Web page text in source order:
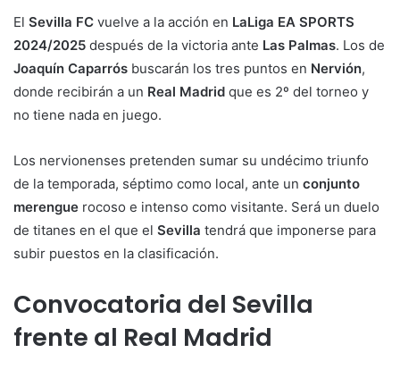
El Sevilla FC vuelve a la acción en LaLiga EA SPORTS
2024/2025 después de la victoria ante Las Palmas. Los de
Joaquín Caparrós buscarán los tres puntos en Nervión,
donde recibirán a un Real Madrid que es 2º del torneo y
no tiene nada en juego.
Los nervionenses pretenden sumar su undécimo triunfo
de la temporada, séptimo como local, ante un conjunto
merengue rocoso e intenso como visitante. Será un duelo
de titanes en el que el Sevilla tendrá que imponerse para
subir puestos en la clasificación.
Convocatoria del Sevilla
frente al Real Madrid